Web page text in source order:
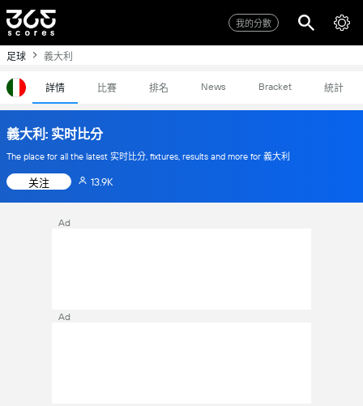
我的分數
足球 義大利
詳情 比賽 排名 News Bracket 統計
義大利: 实时比分
The place for all the latest 实时比分, fixtures, results and more for 義大利
关注 13.9K
Ad
Ad